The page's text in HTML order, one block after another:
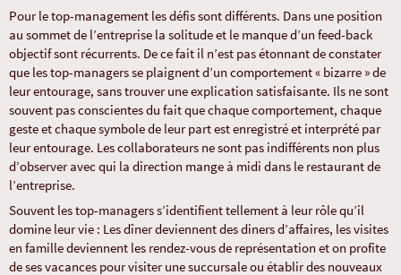
Pour le top-management les défis sont différents. Dans une position
au sommet de l’entreprise la solitude et le manque d’un feed-back
objectif sont récurrents. De ce fait il n’est pas étonnant de constater
que les top-managers se plaignent d’un comportement « bizarre » de
leur entourage, sans trouver une explication satisfaisante. Ils ne sont
souvent pas conscientes du fait que chaque comportement, chaque
geste et chaque symbole de leur part est enregistré et interprété par
leur entourage. Les collaborateurs ne sont pas indifférents non plus
d’observer avec qui la direction mange à midi dans le restaurant de
l’entreprise.
Souvent les top-managers s’identifient tellement à leur rôle qu’il
domine leur vie : Les dîner deviennent des diners d’affaires, les visites
en famille deviennent les rendez-vous de représentation et on profite
de ses vacances pour visiter une succursale ou établir des nouveaux